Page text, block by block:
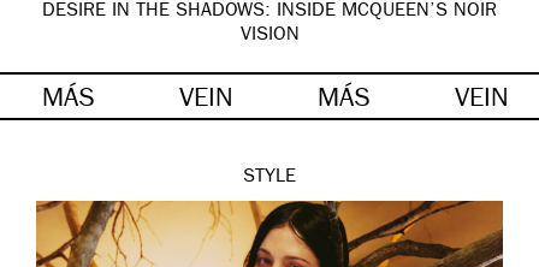
DESIRE IN THE SHADOWS: INSIDE MCQUEEN’S NOIR
VISION
MÁS VEIN MÁS VEIN
STYLE